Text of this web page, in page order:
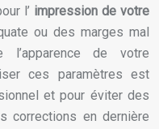
l’ impression de votre
ou des marges mal
l’apparence de votre
ces paramètres est
et pour éviter des
corrections en dernière